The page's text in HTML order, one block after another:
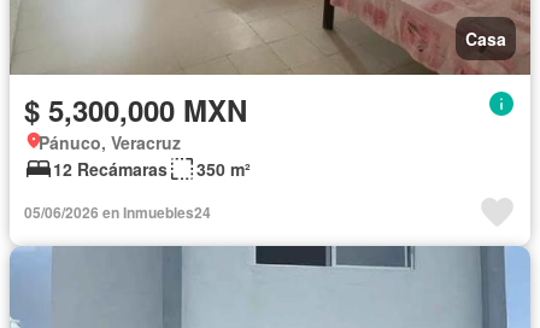
Casa
$ 5,300,000 MXN
Pánuco, Veracruz
12 Recámaras
350 m²
05/06/2026 en Inmuebles24